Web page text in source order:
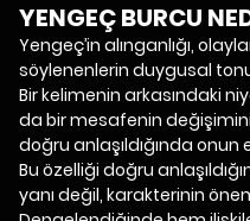
YENGEÇ BURCU
Yengeç’in alınganlığı,
söylenenlerin duygusal
Bir kelimenin arkasındaki
da bir mesafenin
doğru anlaşıldığında
Bu özelliği doğru
yanı değil, karakterinin